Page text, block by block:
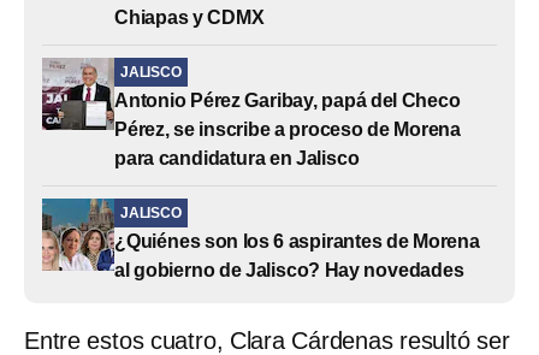
Chiapas y CDMX
JALISCO
Antonio Pérez Garibay, papá del Checo
Pérez, se inscribe a proceso de Morena
para candidatura en Jalisco
JALISCO
¿Quiénes son los 6 aspirantes de Morena
al gobierno de Jalisco? Hay novedades
Entre estos cuatro, Clara Cárdenas resultó ser